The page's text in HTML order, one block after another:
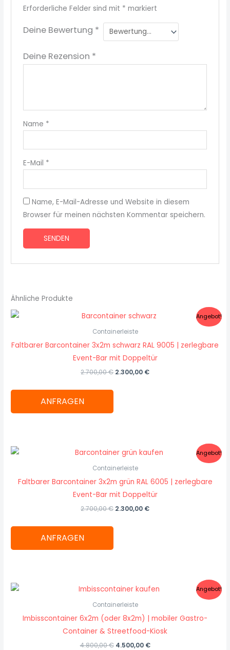
Erforderliche Felder sind mit * markiert
Deine Bewertung *
Deine Rezension *
Name *
E-Mail *
Name, E-Mail-Adresse und Website in diesem
Browser für meinen nächsten Kommentar speichern.
Ähnliche Produkte
Angebot!
Containerleiste
Faltbarer Barcontainer 3x2m schwarz RAL 9005 | zerlegbare
Event-Bar mit Doppeltür
2.700,00€
Ursprünglicher
Preis
war:
2.300,00 €
Aktueller
Preis
ANFRAGEN
Angebot!
Containerleiste
Faltbarer Barcontainer 3x2m grün RAL 6005 | zerlegbare
Event-Bar mit Doppeltür
2.700,00€
Ursprünglicher
Preis
war:
2.300,00 €
Aktueller
Preis
ANFRAGEN
Angebot!
Containerleiste
Imbisscontainer 6x2m (oder 8x2m) | mobiler Gastro-
Container & Streetfood-Kiosk
4.800,00€
Ursprünglicher
Preis
war:
4.500,00 €
Aktueller
Preis